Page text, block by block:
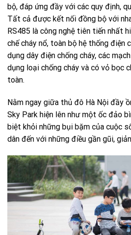
bộ, đáp ứng đầy với các quy định,
Tất cả được kết nối đồng bộ với
RS485 là công nghệ tiên tiến nhất
chế cháy nổ, toàn bộ hệ thống điện
dụng dây điện chống cháy, các
dụng loại chống cháy và có vỏ bọc
toàn.
Nằm ngay giữa thủ đô Hà Nội đầy
Sky Park hiện lên như một ốc đảo
biệt khỏi những bụi bặm của cuộc
dân đến với những điều gần gũi,